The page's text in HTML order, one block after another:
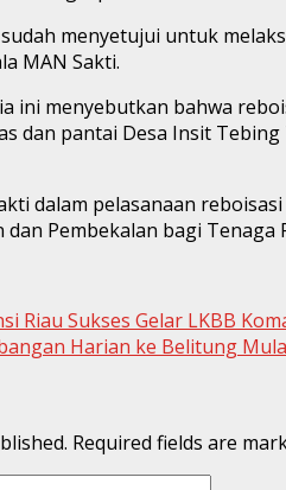
sudah menyetujui untuk
MAN Sakti.
ini menyebutkan bahwa
dan pantai Desa Insit
dalam pelasanaan
Pembekalan bagi Tenaga
Riau Sukses Gelar LKBB
Harian ke Belitung
Required fields are